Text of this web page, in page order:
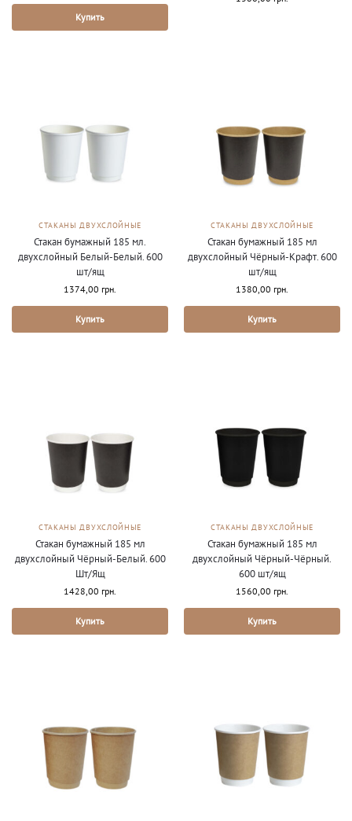
Купить
СТАКАНЫ ДВУХСЛОЙНЫЕ
Стакан бумажный 185 мл.
двухслойный Белый-Белый. 600
шт/ящ
1374,00 грн.
Купить
СТАКАНЫ ДВУХСЛОЙНЫЕ
Стакан бумажный 185 мл
двухслойный Чёрный-Крафт. 600
шт/ящ
1380,00 грн.
Купить
СТАКАНЫ ДВУХСЛОЙНЫЕ
Стакан бумажный 185 мл
двухслойный Чёрный-Белый. 600
Шт/Ящ
1428,00 грн.
Купить
СТАКАНЫ ДВУХСЛОЙНЫЕ
Стакан бумажный 185 мл
двухслойный Чёрный-Чёрный.
600 шт/ящ
1560,00 грн.
Купить